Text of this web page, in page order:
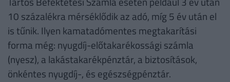
10 százalékra mérséklődik az adó, míg 5 év után el
is tűnik. Ilyen kamatadómentes megtakarítási
forma még: nyugdíj-előtakarékossági számla
(nyesz), a lakástakarékpénztár, a biztosítások,
önkéntes nyugdíj-, és egészségpénztár.